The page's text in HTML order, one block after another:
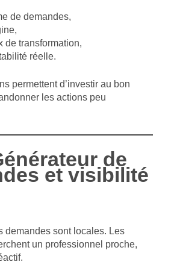
de demandes,
de transformation,
réelle.
permettent d’investir au bon
les actions peu
de
et visibilité
demandes sont locales. Les
un professionnel proche,